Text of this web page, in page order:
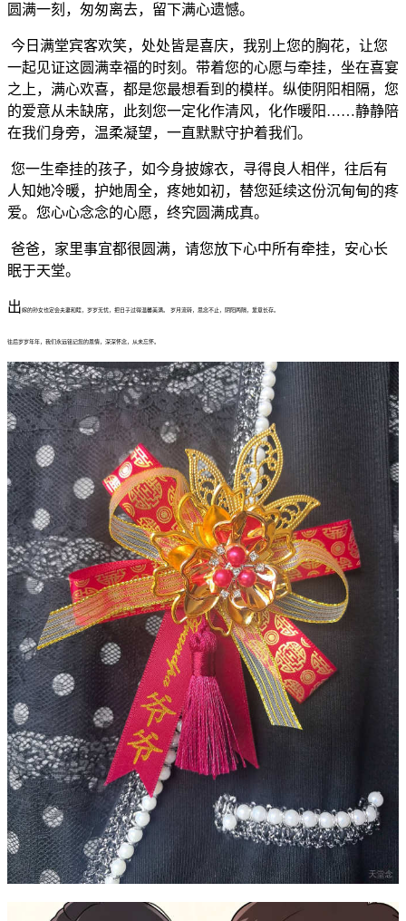
圆满一刻，匆匆离去，留下满心遗憾。
今日满堂宾客欢笑，处处皆是喜庆，我别上您的胸花，让您
一起见证这圆满幸福的时刻。带着您的心愿与牵挂，坐在喜宴
之上，满心欢喜，都是您最想看到的模样。纵使阴阳相隔，您
的爱意从未缺席，此刻您一定化作清风，化作暖阳……静静陪
在我们身旁，温柔凝望，一直默默守护着我们。
您一生牵挂的孩子，如今身披嫁衣，寻得良人相伴，往后有
人知她冷暖，护她周全，疼她如初，替您延续这份沉甸甸的疼
爱。您心心念念的心愿，终究圆满成真。
爸爸，家里事宜都很圆满，请您放下心中所有牵挂，安心长
眠于天堂。
出嫁的孙女也定会夫妻和睦，岁岁无忧，把日子过得温馨美满。 岁月流转，思念不止，阴阳两隔，爱意长存。
往后岁岁年年，我们永远铭记您的恩情，深深怀念，从未忘怀。